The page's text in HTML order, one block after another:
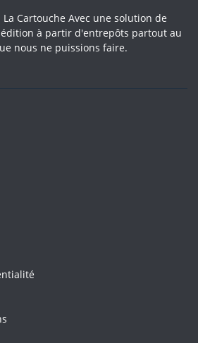
Cartouche Avec une solution de
à partir d'entrepôts partout au
nous ne puissions faire.